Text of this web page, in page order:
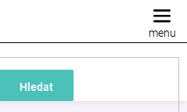
Hledat